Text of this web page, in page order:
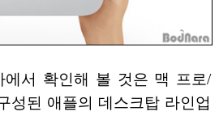
에서 확인해 볼 것은 맥 프로/
성된 애플의 데스크탑 라인업